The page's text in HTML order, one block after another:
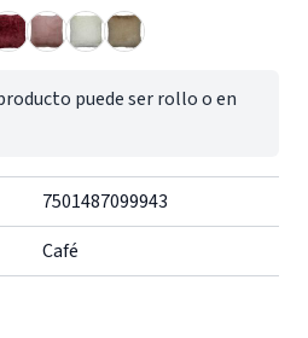
puede ser rollo o en
7501487099943
Café